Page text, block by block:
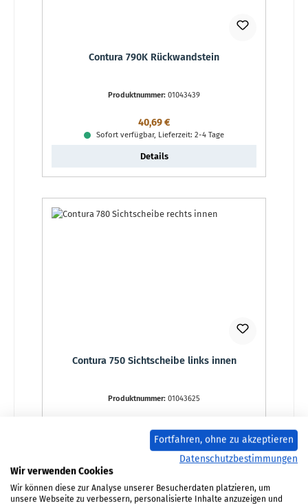
Contura 790K Rückwandstein
Produktnummer: 01043439
Regulärer Preis:
40,69 €
Sofort verfügbar, Lieferzeit: 2-4 Tage
Details
Contura 750 Sichtscheibe links innen
Produktnummer: 01043625
Lieferzeit ca. 2-3 Wochen
Fortfahren, ohne zu akzeptieren
Datenschutzbestimmungen
Wir verwenden Cookies
Wir können diese zur Analyse unserer Besucherdaten platzieren, um
unsere Webseite zu verbessern, personalisierte Inhalte anzuzeigen und